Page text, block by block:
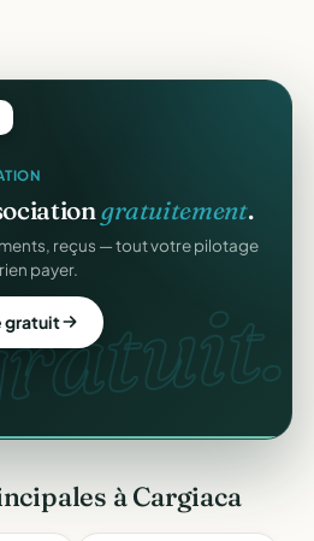
gratuitement.
reçus — tout votre pilotage
payer.
gratuit
offert.
et un site de collecte, prêts
à Cargiaca